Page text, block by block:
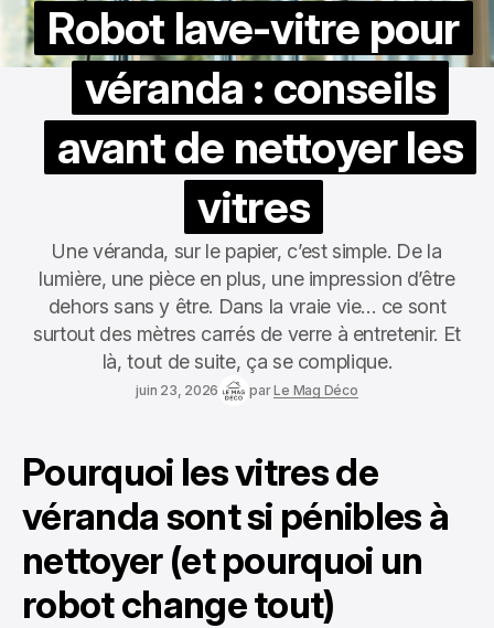
Robot lave-vitre pour
véranda : conseils
avant de nettoyer les
vitres
Une véranda, sur le papier, c’est simple. De la
lumière, une pièce en plus, une impression d’être
dehors sans y être. Dans la vraie vie… ce sont
surtout des mètres carrés de verre à entretenir. Et
là, tout de suite, ça se complique.
juin 23, 2026 parLe Mag Déco
Pourquoi les vitres de
véranda sont si pénibles à
nettoyer (et pourquoi un
robot change tout)